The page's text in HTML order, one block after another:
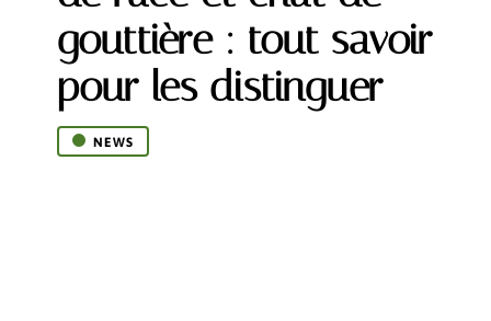
gouttière : tout savoir
pour les distinguer
NEWS